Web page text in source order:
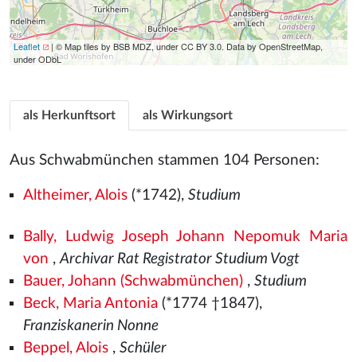
Leaflet
| © Map tiles by BSB MDZ, under CC BY 3.0. Data by OpenStreetMap,
under ODbL
als Herkunftsort als Wirkungsort
Aus Schwabmünchen stammen 104 Personen:
Altheimer, Alois(*1742), Studium
Bally, Ludwig Joseph Johann Nepomuk Maria
von ,Archivar Rat Registrator Studium Vogt
Bauer, Johann (Schwabmünchen), Studium
Beck, Maria Antonia(*1774 †1847),
Franziskanerin Nonne
Beppel, Alois, Schüler